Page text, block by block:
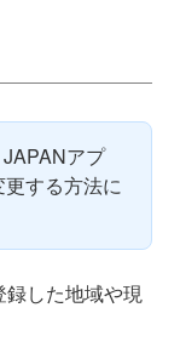
アプ
する方法に
した地域や現